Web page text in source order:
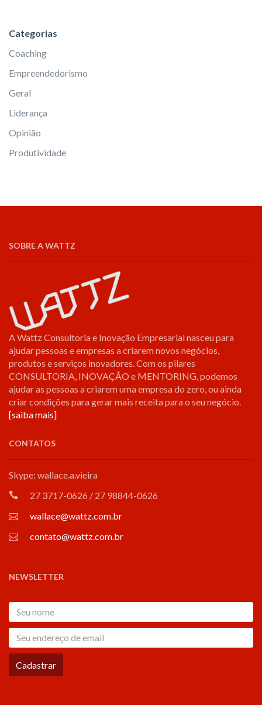
Categorias
Coaching
Empreendedorismo
Geral
Liderança
Opinião
Produtividade
SOBRE A WATTZ
A Wattz Consultoria e Inovação Empresarial nasceu para
ajudar pessoas e empresas a criarem novos negócios,
produtos e serviços inovadores. Com os pilares
CONSULTORIA, INOVAÇÃO e MENTORING, podemos
ajudar as pessoas a criarem uma empresa do zero, ou ainda
criar condições para gerar mais receita para o seu negócio.
[saiba mais]
CONTATOS
Skype: wallace.a.vieira
27 3717-0626 / 27 98844-0626
wallace@wattz.com.br
contato@wattz.com.br
NEWSLETTER